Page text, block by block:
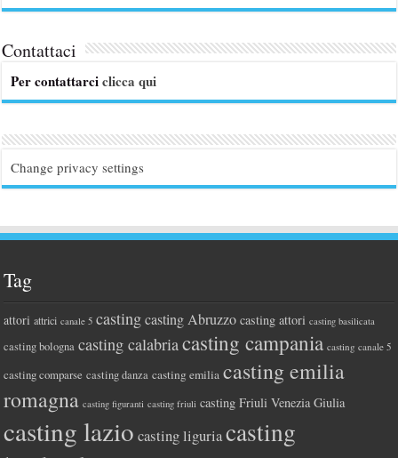
Contattaci
Per contattarciclicca qui
Change privacy settings
Tag
attori attrici canale 5 casting casting Abruzzo casting attori casting basilicata
casting bologna casting calabriacasting campania casting canale 5
casting comparse casting danza casting emilia casting emilia
romagna casting figuranti casting friuli casting Friuli Venezia Giulia
casting lazio casting liguriacasting